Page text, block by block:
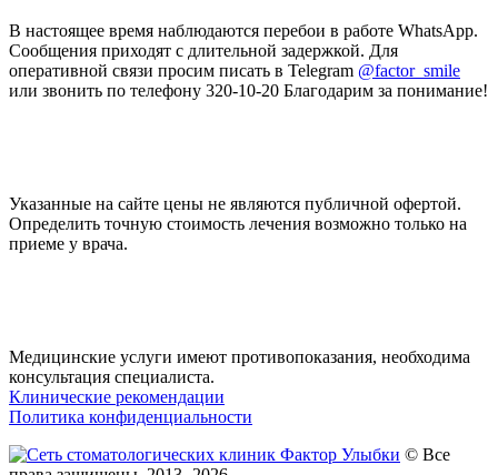
В настоящее время наблюдаются перебои в работе WhatsApp.
Сообщения приходят с длительной задержкой. Для
оперативной связи просим писать в Telegram @factor_smile
или звонить по телефону 320-10-20 Благодарим за понимание!
Указанные на сайте цены не являются публичной офертой.
Определить точную стоимость лечения возможно только на
приеме у врача.
Медицинские услуги имеют противопоказания, необходима
консультация специалиста.
Клинические рекомендации
Политика конфиденциальности
© Все